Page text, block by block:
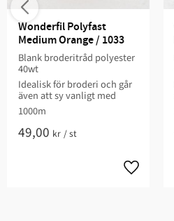
Wonderfil Polyfast
Medium Orange / 1033
Blank broderitråd polyester
40wt
Idealisk för broderi och går
även att sy vanligt med
1000m
49,00 kr /st